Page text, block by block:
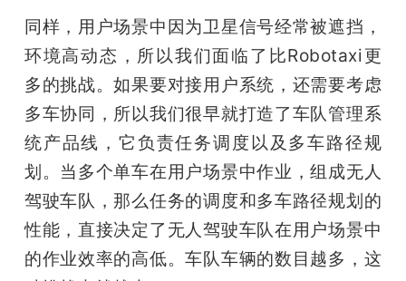
同样，用户场景中因为卫星信号经常被遮挡，
环境高动态，所以我们面临了比Robotaxi更
多的挑战。如果要对接用户系统，还需要考虑
多车协同，所以我们很早就打造了车队管理系
统产品线，它负责任务调度以及多车路径规
划。当多个单车在用户场景中作业，组成无人
驾驶车队，那么任务的调度和多车路径规划的
性能，直接决定了无人驾驶车队在用户场景中
的作业效率的高低。车队车辆的数目越多，这